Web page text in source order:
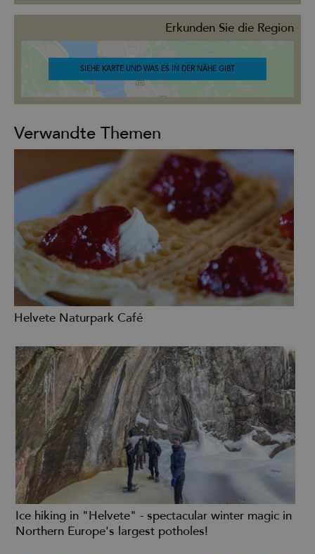
Erkunden Sie die Region
SIEHE KARTE UND WAS ES IN DER NÄHE GIBT
Verwandte Themen
Helvete Naturpark Café
Ice hiking in "Helvete" - spectacular winter magic in
Northern Europe's largest potholes!